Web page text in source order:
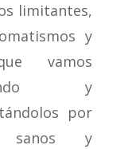
limitantes,
y
vamos
y
por
sanos y